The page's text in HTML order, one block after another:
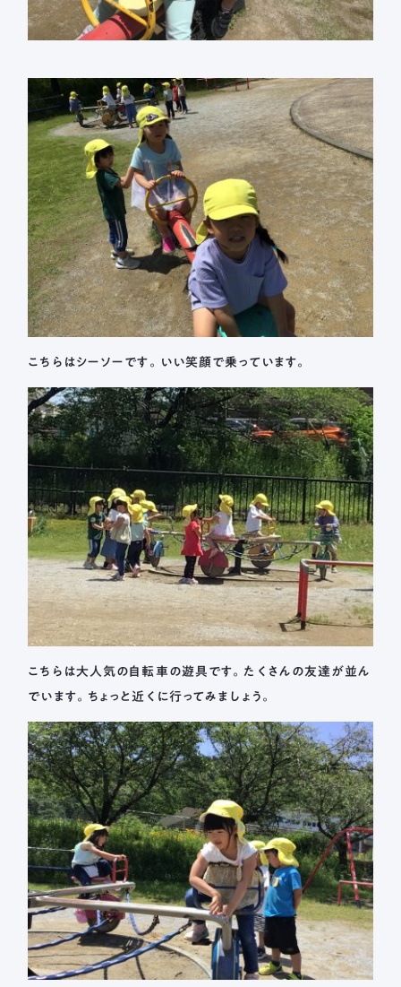
こちらはシーソーです。いい笑顔で乗っています。
こちらは大人気の自転車の遊具です。たくさんの友達が並ん
でいます。ちょっと近くに行ってみましょう。